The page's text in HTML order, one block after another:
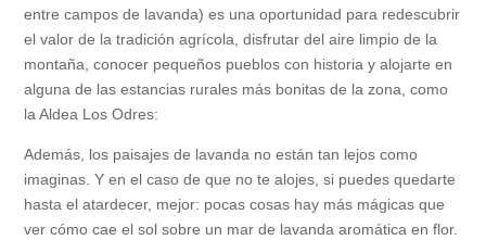
entre campos de lavanda) es una oportunidad para redescubrir
el valor de la tradición agrícola, disfrutar del aire limpio de la
montaña, conocer pequeños pueblos con historia y alojarte en
alguna de las estancias rurales más bonitas de la zona, como
la Aldea Los Odres:
Además, los paisajes de lavanda no están tan lejos como
imaginas. Y en el caso de que no te alojes, si puedes quedarte
hasta el atardecer, mejor: pocas cosas hay más mágicas que
ver cómo cae el sol sobre un mar de lavanda aromática en flor.